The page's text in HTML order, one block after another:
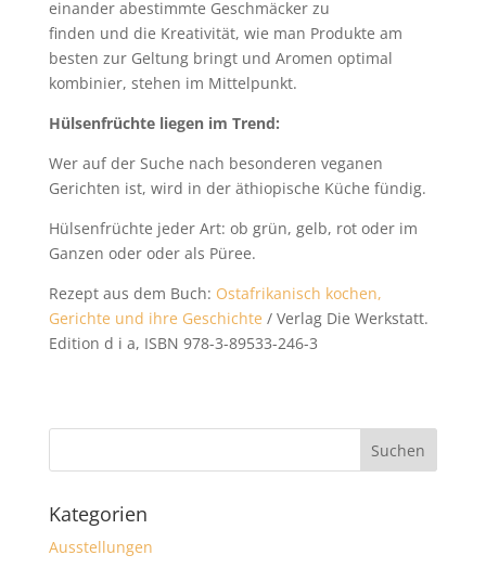
einander abestimmte Geschmäcker zu
finden und die Kreativität, wie man Produkte am
besten zur Geltung bringt und Aromen optimal
kombinier, stehen im Mittelpunkt.
Hülsenfrüchte liegen im Trend:
Wer auf der Suche nach besonderen veganen
Gerichten ist, wird in der äthiopische Küche fündig.
Hülsenfrüchte jeder Art: ob grün, gelb, rot oder im
Ganzen oder oder als Püree.
Rezept aus dem Buch: Ostafrikanisch kochen,
Gerichte und ihre Geschichte / Verlag Die Werkstatt.
Edition d i a, ISBN 978-3-89533-246-3
Kategorien
Ausstellungen